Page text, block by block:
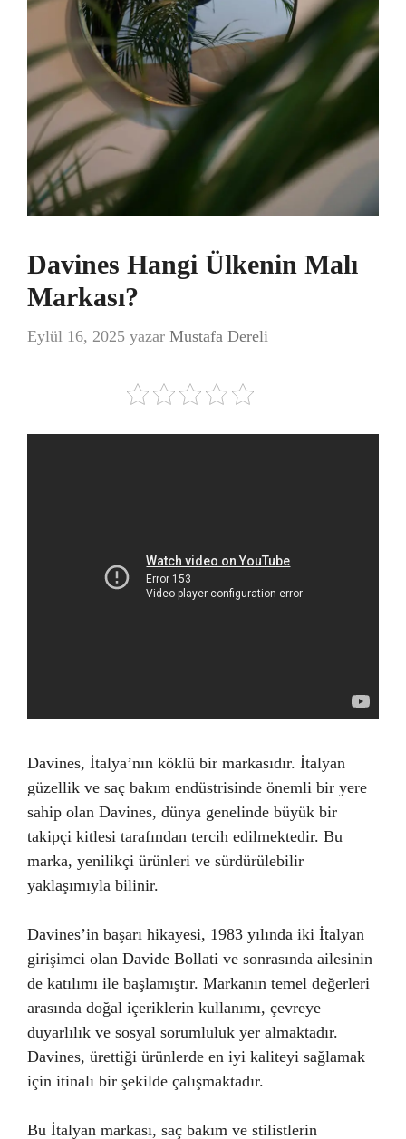
Davines Hangi Ülkenin Malı
Markası?
Eylül 16, 2025 yazar Mustafa Dereli
Davines, İtalya’nın köklü bir markasıdır. İtalyan
güzellik ve saç bakım endüstrisinde önemli bir yere
sahip olan Davines, dünya genelinde büyük bir
takipçi kitlesi tarafından tercih edilmektedir. Bu
marka, yenilikçi ürünleri ve sürdürülebilir
yaklaşımıyla bilinir.
Davines’in başarı hikayesi, 1983 yılında iki İtalyan
girişimci olan Davide Bollati ve sonrasında ailesinin
de katılımı ile başlamıştır. Markanın temel değerleri
arasında doğal içeriklerin kullanımı, çevreye
duyarlılık ve sosyal sorumluluk yer almaktadır.
Davines, ürettiği ürünlerde en iyi kaliteyi sağlamak
için itinalı bir şekilde çalışmaktadır.
Bu İtalyan markası, saç bakım ve stilistlerin